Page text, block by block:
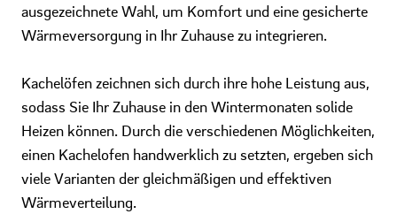
ausgezeichnete Wahl, um Komfort und eine gesicherte
Wärmeversorgung in Ihr Zuhause zu integrieren.
Kachelöfen zeichnen sich durch ihre hohe Leistung aus,
sodass Sie Ihr Zuhause in den Wintermonaten solide
Heizen können. Durch die verschiedenen Möglichkeiten,
einen Kachelofen handwerklich zu setzten, ergeben sich
viele Varianten der gleichmäßigen und effektiven
Wärmeverteilung.